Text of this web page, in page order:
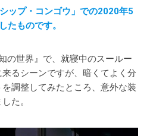
ップ・コンゴウ」での2020年5
たものです。
の世界』で、就寝中のスールー
るシーンですが、暗くてよく分
調整してみたところ、意外な装
た。